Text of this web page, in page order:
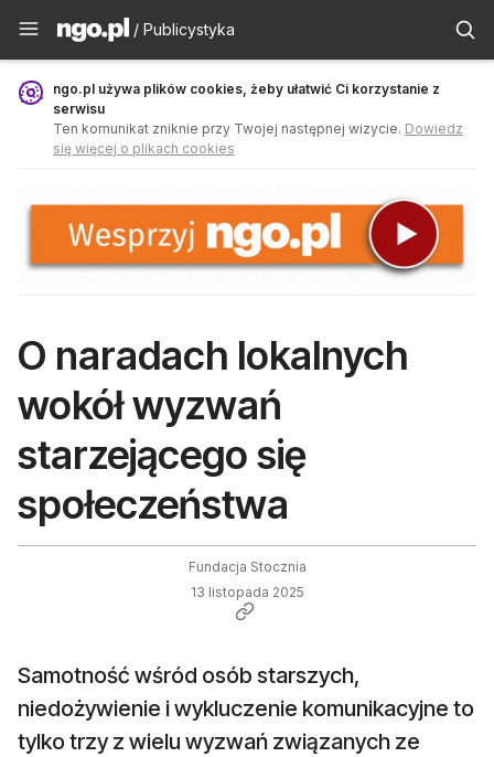
Publicystyka - ngo.pl
/ Publicystyka
ngo.pl używa plików cookies, żeby ułatwić Ci korzystanie z
serwisu
Ten komunikat zniknie przy Twojej następnej wizycie. Dowiedz
się więcej o plikach cookies
O naradach lokalnych
wokół wyzwań
starzejącego się
społeczeństwa
Fundacja Stocznia
13 listopada 2025
Samotność wśród osób starszych,
niedożywienie i wykluczenie komunikacyjne to
tylko trzy z wielu wyzwań związanych ze